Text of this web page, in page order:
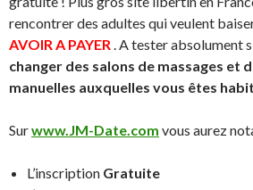
rencontrer des adultes qui veulent
AVOIR A PAYER. A tester absolument
changer des salons de massages et
manuelles auxquelles vous êtes
Surwww.JM-Date.com vous aurez
L’inscription Gratuite